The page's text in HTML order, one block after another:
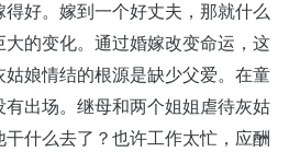
好。嫁到一个好丈夫，那就什么
的变化。通过婚嫁改变命运，这
娘情结的根源是缺少父爱。在童
出场。继母和两个姐姐虐待灰姑
什么去了？也许工作太忙，应酬